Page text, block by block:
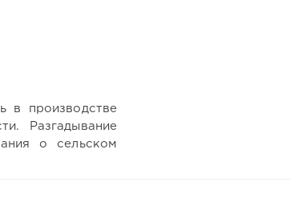
в производстве
Разгадывание
о сельском